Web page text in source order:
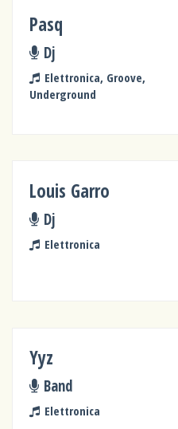
Pasq
Dj
Elettronica, Groove,
Underground
Louis Garro
Dj
Elettronica
Yyz
Band
Elettronica